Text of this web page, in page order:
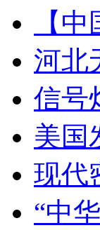
【
河北
信号
美国
现代
“中